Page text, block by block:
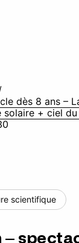
dès 8 ans –
solaire + ciel
scientifique